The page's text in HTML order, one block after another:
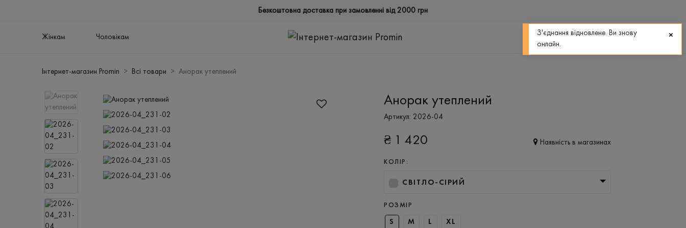
Безкоштовна доставка при замовленні від 2000 грн
Жінкам Чоловікам
0
Інтернет-магазин Promin Всі товари Анорак утеплений
Анорак утеплений
Артикул: 2026-04
₴ 1 420 Наявність в магазинах
КОЛІР:
СВІТЛО-СІРИЙ
РОЗМІР
S M L XL
З'єднання відновлене. Ви знову
онлайн.